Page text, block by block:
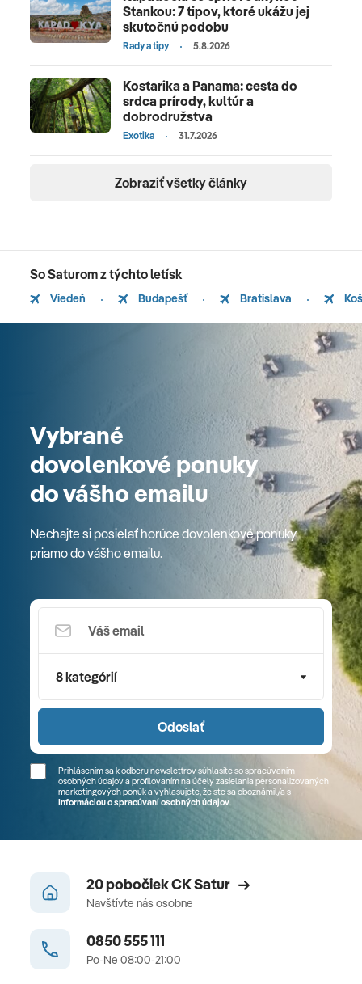
Stankou: 7 tipov, ktoré ukážu jej
skutočnú podobu
Rady a tipy 5.8.2026
Kostarika a Panama: cesta do
srdca prírody, kultúr a
dobrodružstva
Exotika 31.7.2026
Zobraziť všetky články
So Saturom z týchto letísk
Viedeň Budapešť Bratislava
Vybrané
dovolenkové ponuky
do vášho emailu
Nechajte si posielať horúce dovolenkové ponuky
priamo do vášho emailu.
8 kategórií
Odoslať
Prihlásením sa k odberu newslettrov súhlasíte so spracúvaním
osobných údajov a profilovaním na účely zasielania personalizovaných
marketingových ponúk a vyhlasujete, že ste sa oboznámil/a s
Informáciou o spracúvaní osobných údajov.
20 pobočiek CK Satur
Navštívte nás osobne
0850 555 111
Po-Ne 08:00-21:00